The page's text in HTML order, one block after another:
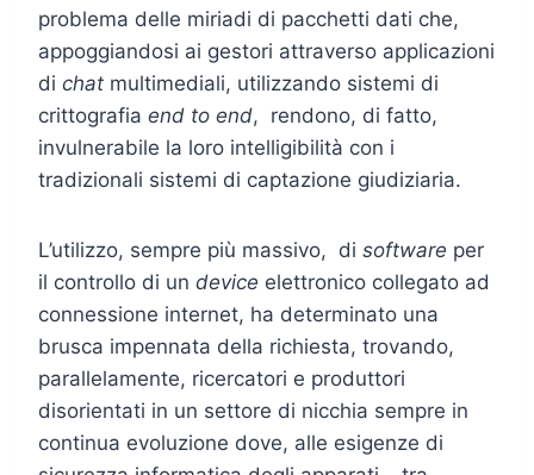
problema delle miriadi di pacchetti dati che,
appoggiandosi ai gestori attraverso applicazioni
di chat multimediali, utilizzando sistemi di
crittografia end to end, rendono, di fatto,
invulnerabile la loro intelligibilità con i
tradizionali sistemi di captazione giudiziaria.
L’utilizzo, sempre più massivo, di software per
il controllo di un device elettronico collegato ad
connessione internet, ha determinato una
brusca impennata della richiesta, trovando,
parallelamente, ricercatori e produttori
disorientati in un settore di nicchia sempre in
continua evoluzione dove, alle esigenze di